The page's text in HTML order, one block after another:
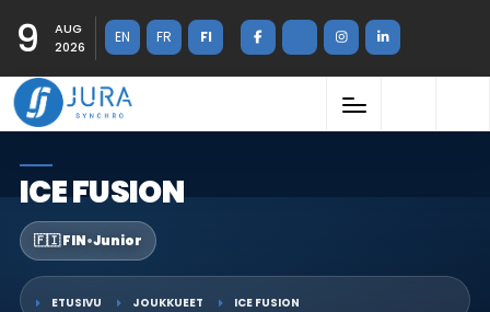
9
AUG
2026
EN FR FI
ICE FUSION
🇫🇮 FIN•Junior
ETUSIVU JOUKKUEET ICE FUSION